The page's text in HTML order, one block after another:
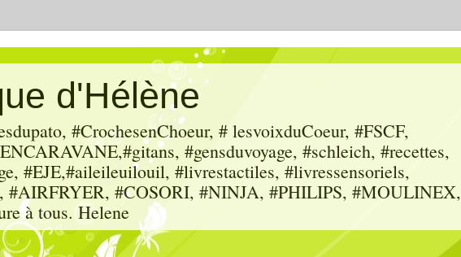
d'Hélène
#CrochesenChoeur, # lesvoixduCoeur, #FSCF,
#gensduvoyage, #schleich, #recettes,
#EJE,#aileileuilouil, #livrestactiles, #livressensoriels,
#AIRFRYER, #COSORI, #NINJA, #PHILIPS, #MOULINEX,
à tous. Helene